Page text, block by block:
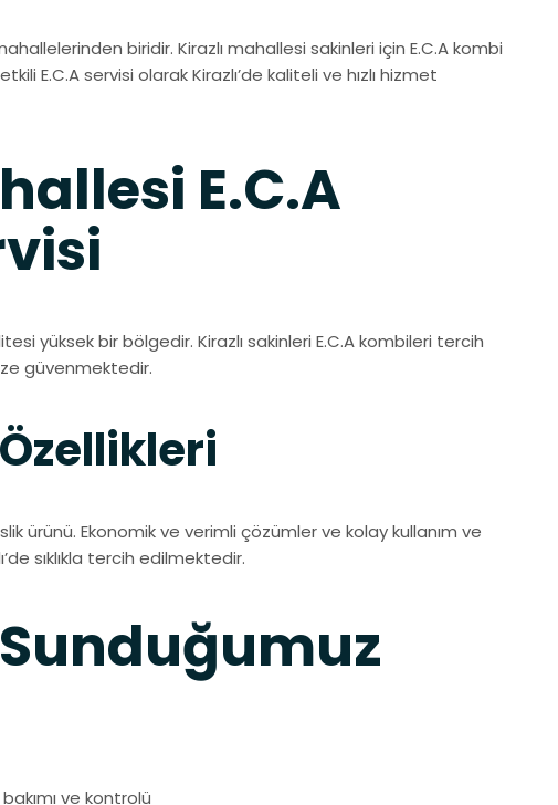
biridir. Kirazlı mahallesi sakinleri için E.C.A kombi
E.C.A servisi olarak Kirazlı’de kaliteli ve hızlı hizmet
E.C.A
yüksek bir bölgedir. Kirazlı sakinleri E.C.A kombileri tercih
güvenmektedir.
ürünü. Ekonomik ve verimli çözümler ve kolay kullanım ve
sıklıkla tercih edilmektedir.
Sunduğumuz
bakımı ve kontrolü